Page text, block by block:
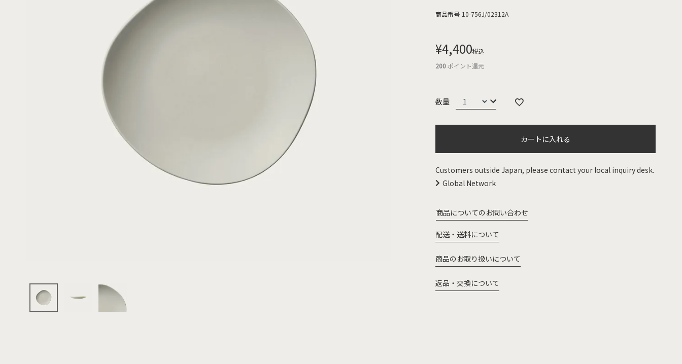
商品番号 10-756J/02312A
¥4,400税込
200ポイント還元
カートに入れる
Customers outside Japan, please contact your local inquiry desk.
Global Network
商品についてのお問い合わせ
配送・送料について
商品のお取り扱いについて
返品・交換について